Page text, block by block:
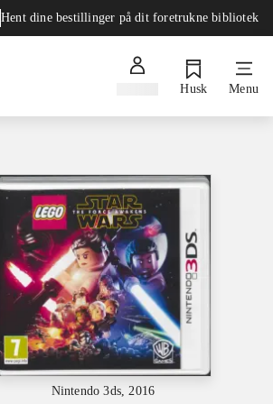
Hent dine bestillinger på dit foretrukne bibliotek
Husk Menu
Nintendo 3ds, 2016